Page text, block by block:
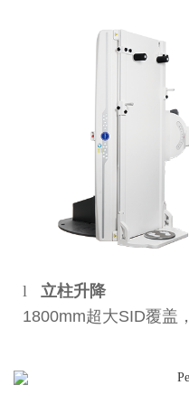
l
立柱升降
1800mm超大SID覆盖